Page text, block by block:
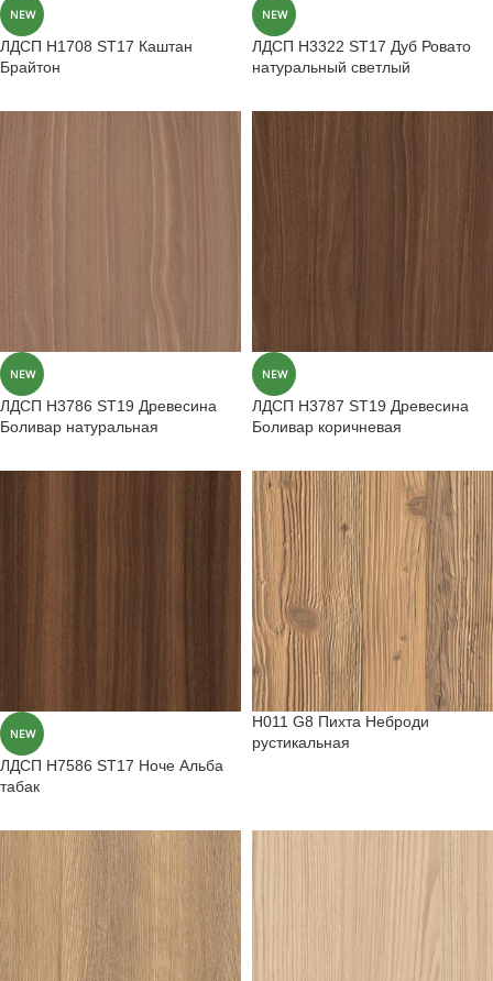
NEW
ЛДСП H1708 ST17 Каштан
Брайтон
NEW
ЛДСП H3322 ST17 Дуб Ровато
натуральный светлый
NEW
ЛДСП H3786 ST19 Древесина
Боливар натуральная
NEW
ЛДСП H3787 ST19 Древесина
Боливар коричневая
NEW
ЛДСП H7586 ST17 Ноче Альба
табак
H011 G8 Пихта Неброди
рустикальная